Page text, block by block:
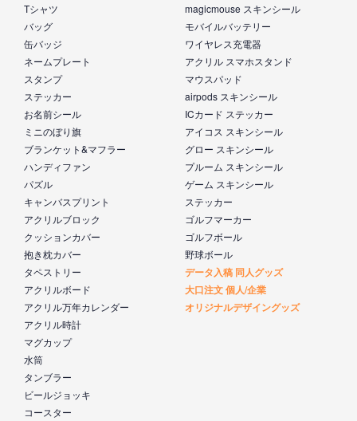
Tシャツ
バッグ
缶バッジ
ネームプレート
スタンプ
ステッカー
お名前シール
ミニのぼり旗
ブランケット&マフラー
ハンディファン
パズル
キャンバスプリント
アクリルブロック
クッションカバー
抱き枕カバー
タペストリー
アクリルボード
アクリル万年カレンダー
アクリル時計
マグカップ
水筒
タンブラー
ビールジョッキ
コースター
magicmouse スキンシール
モバイルバッテリー
ワイヤレス充電器
アクリル スマホスタンド
マウスパッド
airpods スキンシール
ICカード ステッカー
アイコス スキンシール
グロー スキンシール
プルーム スキンシール
ゲーム スキンシール
ステッカー
ゴルフマーカー
ゴルフボール
野球ボール
データ入稿 同人グッズ
大口注文 個人/企業
オリジナルデザイングッズ